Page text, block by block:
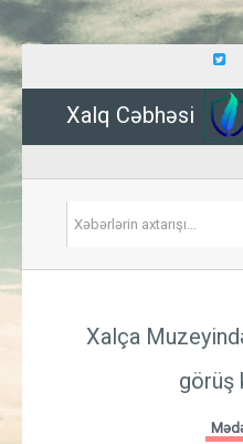
Xalq Cəbhəsi
Xalça
görüş